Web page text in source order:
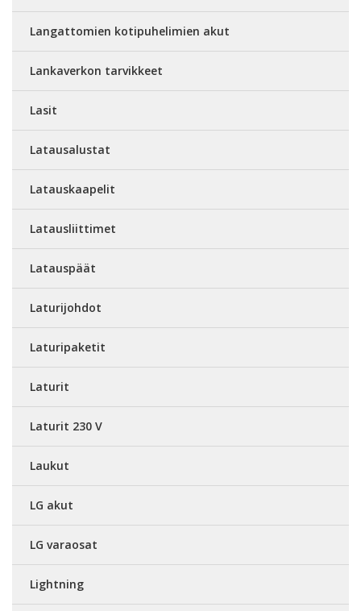
Langattomien kotipuhelimien akut
Lankaverkon tarvikkeet
Lasit
Latausalustat
Latauskaapelit
Latausliittimet
Latauspäät
Laturijohdot
Laturipaketit
Laturit
Laturit 230 V
Laukut
LG akut
LG varaosat
Lightning